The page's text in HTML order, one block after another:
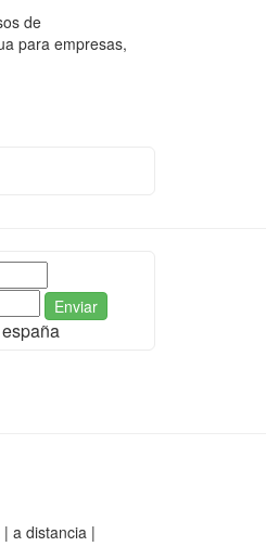
de
para empresas,
Enviar
a distancia |